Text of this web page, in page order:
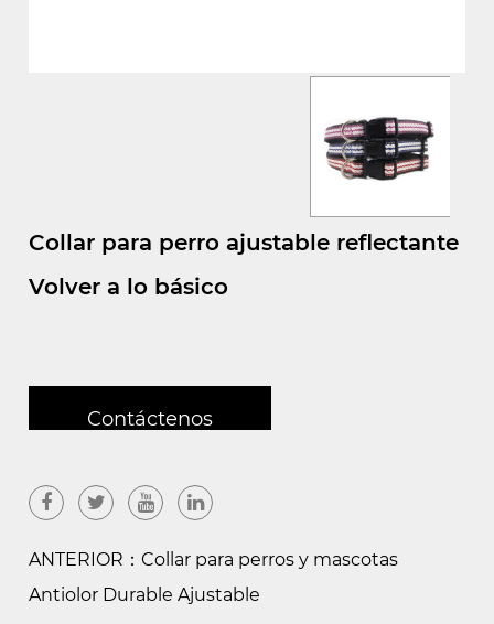
Collar para perro ajustable reflectante
Volver a lo básico
Contáctenos
ANTERIOR：Collar para perros y mascotas
Antiolor Durable Ajustable